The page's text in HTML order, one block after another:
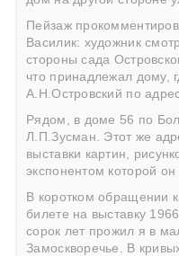
Пейзаж
Василик: художник
стороны сада
что принадлежал дому,
А.Н.Островский по
Рядом, в доме 56 по
Л.П.Зусман. Этот же
выставки картин,
экспонентом которой он
В коротком обращении
билете на выставку
сорок лет прожил я в
Замоскворечье. В